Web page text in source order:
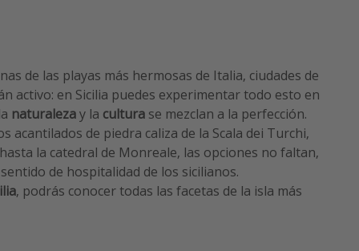
de las playas más hermosas de Italia, ciudades de
activo: en Sicilia puedes experimentar todo esto en
naturalezay la cultura se mezclan a la perfección.
acantilados de piedra caliza de la Scala dei Turchi,
la catedral de Monreale, las opciones no faltan,
de hospitalidad de los sicilianos.
, podrás conocer todas las facetas de la isla más